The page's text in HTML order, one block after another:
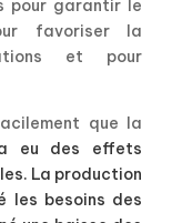
pour garantir le
favoriser la
et pour
que la
eu des effets
La production
les besoins des